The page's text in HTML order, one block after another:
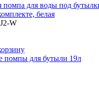
помпа для воды под
белая
W
помпы для бутыли 19л